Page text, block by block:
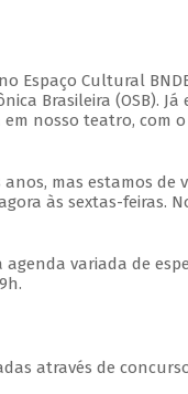
Cultural
Brasileira (OSB).
nosso teatro, com
mas estamos de
às sextas-feiras.
variada de
através de